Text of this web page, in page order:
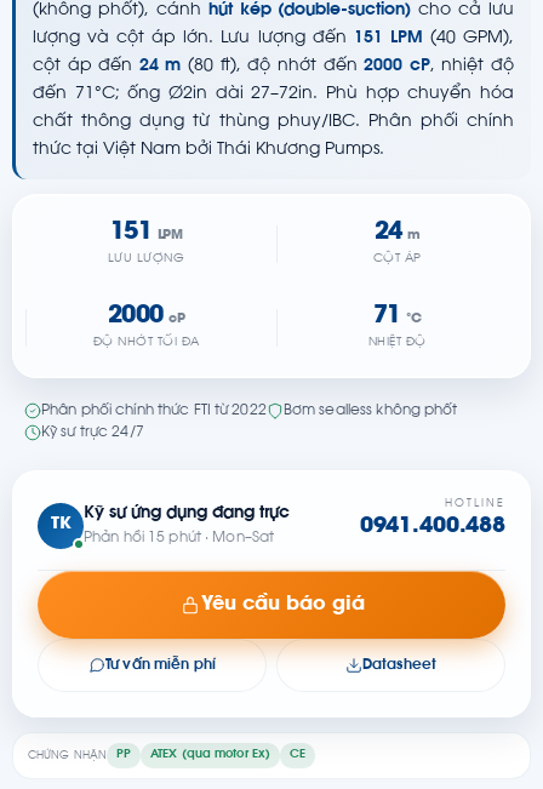
CHỨNG NHẬN PP ATEX (qua motor Ex) CE
(không phốt), cánh hút kép (double-suction) cho cả lưu
lượng và cột áp lớn. Lưu lượng đến
151 LPM (40 GPM),
cột áp đến 24 m (80 ft), độ nhớt đến2000 cP, nhiệt độ
đến 71°C; ống Ø2in dài 27–72in. Phù hợp chuyển hóa
chất thông dụng từ thùng phuy/IBC. Phân phối chính
thức tại Việt Nam bởi Thái Khương Pumps.
151 LPM
LƯU LƯỢNG
24 m
CỘT ÁP
2000 cP
ĐỘ NHỚT TỐI ĐA
71 °C
NHIỆT ĐỘ
Phân phối chính thức FTI từ 2022
Bơm sealless không phốt
Kỹ sư trực 24/7
TK
Kỹ sư ứng dụng đang trực
Phản hồi 15 phút · Mon–Sat
HOTLINE
0941.400.488
Yêu cầu báo giá
Tư vấn miễn phí Datasheet